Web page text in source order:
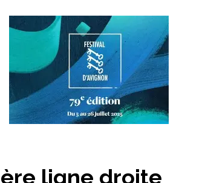
ligne droite